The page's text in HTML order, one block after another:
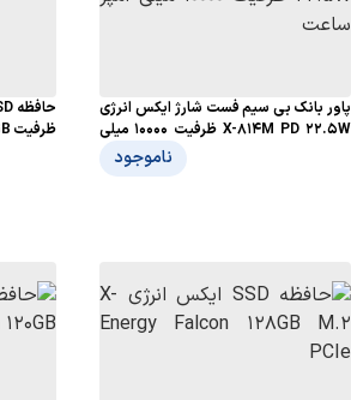
پاور بانک بی سیم فست شارژ ایکس انرژی
X-814M PD 22.5W ظرفیت 10000 میلی
ناموجود
ظرفیت 512GB